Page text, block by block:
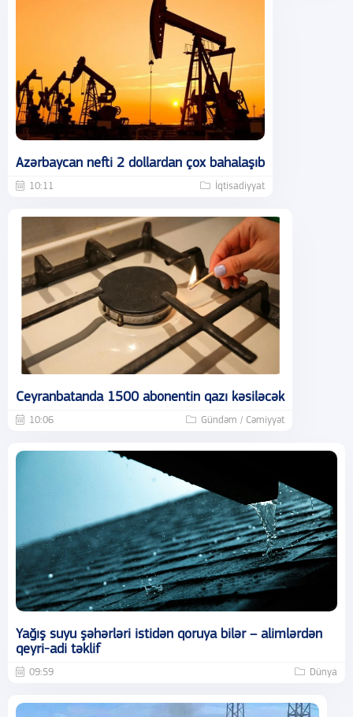
Azərbaycan nefti 2 dollardan çox bahalaşıb
10:11 İqtisadiyyat
Ceyranbatanda 1500 abonentin qazı kəsiləcək
10:06 Gündəm / Cəmiyyət
Yağış suyu şəhərləri istidən qoruya bilər – alimlərdən
qeyri-adi təklif
09:59 Dünya